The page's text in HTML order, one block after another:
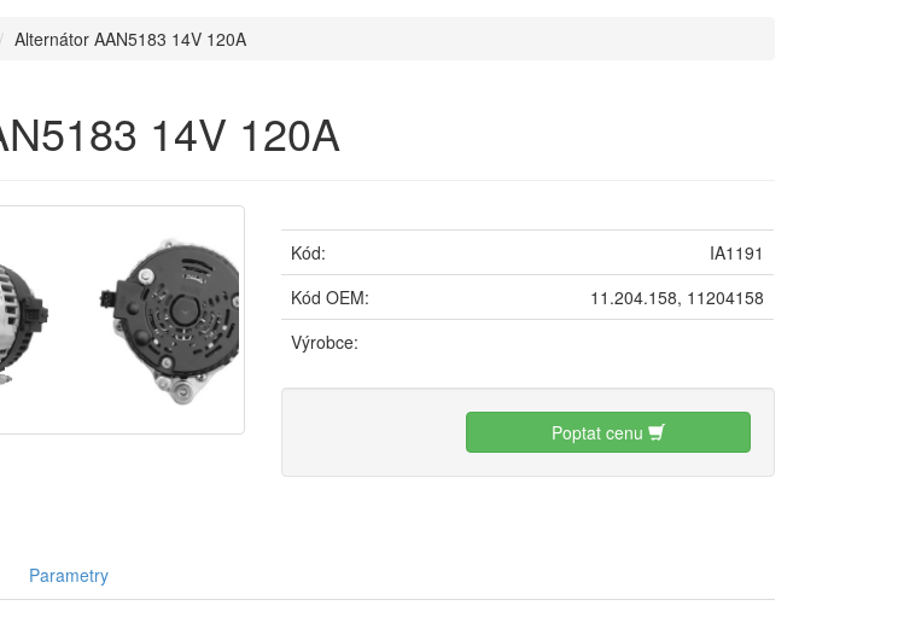
Alternátor AAN5183 14V 120A
14V 120A
Kód:
IA1191
Kód OEM:
11.204.158, 11204158
Výrobce:
Poptat cenu
Parametry